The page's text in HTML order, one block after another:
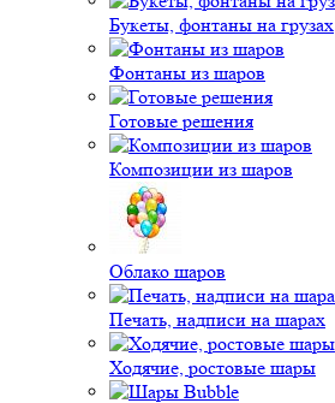
Букеты, фонтаны на грузах
Фонтаны из шаров
Готовые решения
Композиции из шаров
Облако шаров
Печать, надписи на шарах
Ходячие, ростовые шары